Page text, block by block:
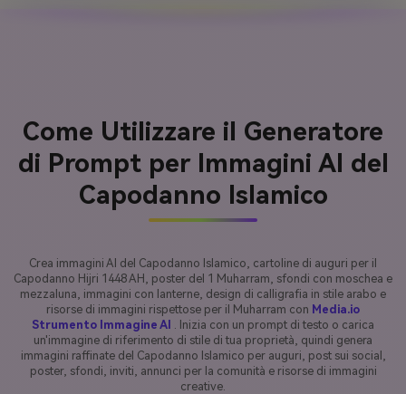
Come Utilizzare il Generatore
di Prompt per Immagini AI del
Capodanno Islamico
Crea immagini AI del Capodanno Islamico, cartoline di auguri per il
Capodanno Hijri 1448 AH, poster del 1 Muharram, sfondi con moschea e
mezzaluna, immagini con lanterne, design di calligrafia in stile arabo e
risorse di immagini rispettose per il Muharram con Media.io
Strumento Immagine AI
. Inizia con un prompt di testo o carica
un'immagine di riferimento di stile di tua proprietà, quindi genera
immagini raffinate del Capodanno Islamico per auguri, post sui social,
poster, sfondi, inviti, annunci per la comunità e risorse di immagini
creative.